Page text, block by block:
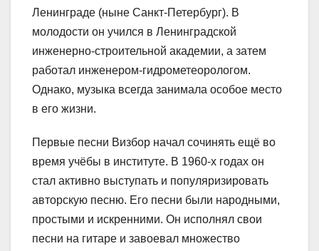
Ленинграде (ныне Санкт-Петербург). В
молодости он учился в Ленинградской
инженерно-строительной академии, а затем
работал инженером-гидрометеорологом.
Однако, музыка всегда занимала особое место
в его жизни.
Первые песни Визбор начал сочинять ещё во
время учёбы в институте. В 1960-х годах он
стал активно выступать и популяризировать
авторскую песню. Его песни были народными,
простыми и искренними. Он исполнял свои
песни на гитаре и завоевал множество